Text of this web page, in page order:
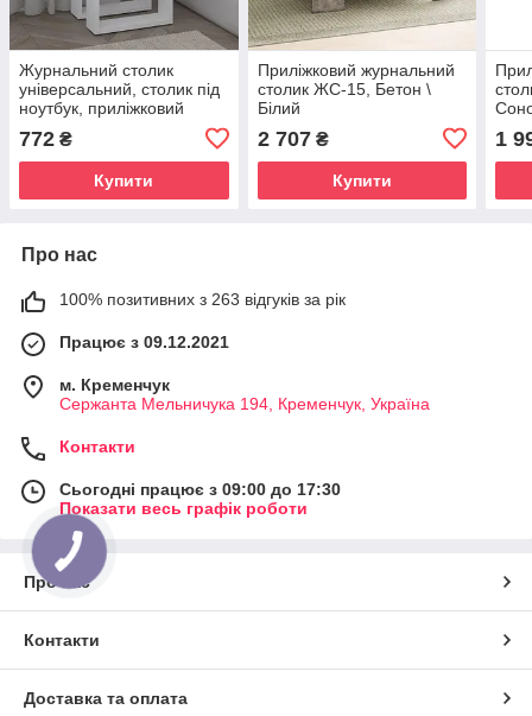
Журнальний столик
універсальний, столик під
ноутбук, приліжковий
столик ЖС-31, колір Білий
772 ₴
Купити
Приліжковий журнальний
столик ЖС-15, Бетон \
Білий
2 707₴
Купити
1
Про нас
100% позитивних з 263 відгуків за рік
Працює з 09.12.2021
м. Кременчук
Сержанта Мельничука 194, Кременчук, Україна
Контакти
Сьогодні працює з 09:00 до 17:30
Показати весь графік роботи
Про нас
Контакти
Доставка та оплата